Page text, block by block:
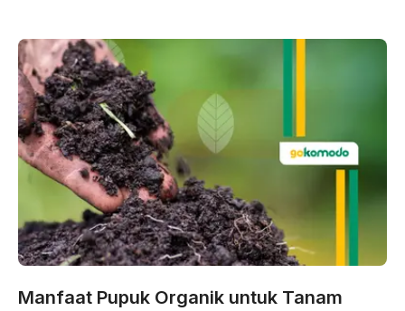
Manfaat Pupuk Organik untuk Tanam